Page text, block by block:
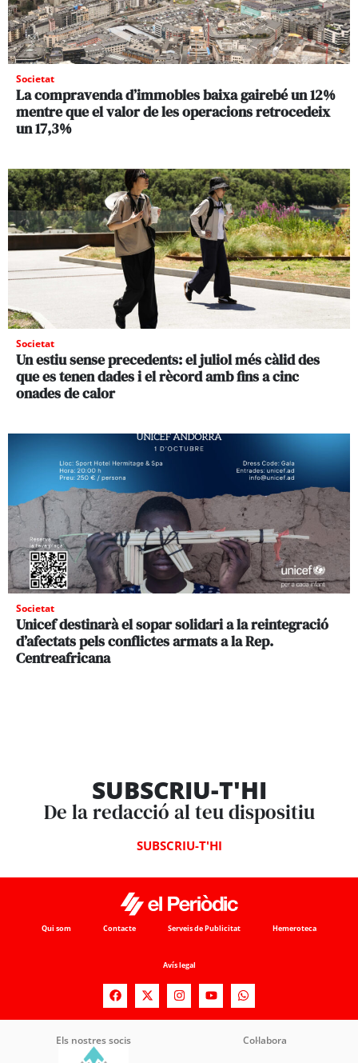
Societat
La compravenda d’immobles baixa gairebé un 12%
mentre que el valor de les operacions retrocedeix
un 17,3%
Societat
Un estiu sense precedents: el juliol més càlid des
que es tenen dades i el rècord amb fins a cinc
onades de calor
Societat
Unicef destinarà el sopar solidari a la reintegració
d’afectats pels conflictes armats a la Rep.
Centreafricana
SUBSCRIU-T'HI
De la redacció al teu dispositiu
SUBSCRIU-T'HI
Qui som Contacte Serveis de Publicitat Hemeroteca
Avís legal
Els nostres socis Col·labora